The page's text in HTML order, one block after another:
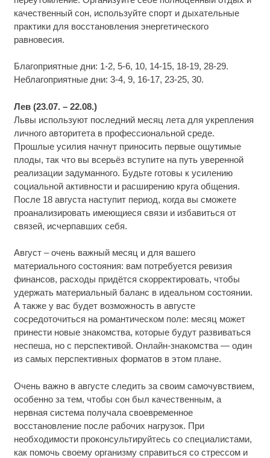
качественный сон, используйте спорт и дыхательные
практики для восстановления энергетического
равновесия.
Благоприятные дни: 1-2, 5-6, 10, 14-15, 18-19, 28-29.
Неблагоприятные дни: 3-4, 9, 16-17, 23-25, 30.
Лев (23.07. – 22.08.)
Львы используют последний месяц лета для укрепления
личного авторитета в профессиональной среде.
Прошлые усилия начнут приносить первые ощутимые
плоды, так что вы всерьёз вступите на путь уверенной
реализации задуманного. Будьте готовы к усилению
социальной активности и расширению круга общения.
После 18 августа наступит период, когда вы сможете
проанализировать имеющиеся связи и избавиться от
связей, исчерпавших себя.
Август – очень важный месяц и для вашего
материального состояния: вам потребуется ревизия
финансов, расходы придётся скорректировать, чтобы
удержать материальный баланс в идеальном состоянии.
А также у вас будет возможность в августе
сосредоточиться на романтическом поле: месяц может
принести новые знакомства, которые будут развиваться
неспеша, но с перспективой. Онлайн-знакомства — один
из самых перспективных форматов в этом плане.
Очень важно в августе следить за своим самочувствием,
особенно за тем, чтобы сон был качественным, а
нервная система получала своевременное
восстановление после рабочих нагрузок. При
необходимости проконсультируйтесь со специалистами,
как помочь своему организму справиться со стрессом и